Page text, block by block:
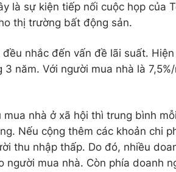
là sự kiện tiếp nối cuộc họp của
thị trường bất động sản.
nhắc đến vấn đề lãi suất.
năm. Với người mua nhà là
nhà ở xã hội thì trung bình
Nếu cộng thêm các khoản chi
thu nhập thấp. Do đó, nhiều
người mua nhà. Còn phía doanh